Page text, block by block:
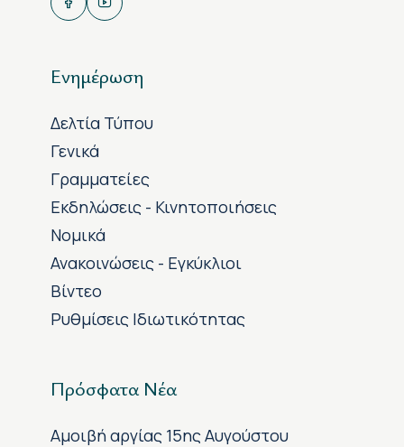
Ενημέρωση
Δελτία Τύπου
Γενικά
Γραμματείες
Εκδηλώσεις - Κινητοποιήσεις
Νομικά
Ανακοινώσεις - Εγκύκλιοι
Βίντεο
Ρυθμίσεις Ιδιωτικότητας
Πρόσφατα Νέα
Αμοιβή αργίας 15ης Αυγούστου